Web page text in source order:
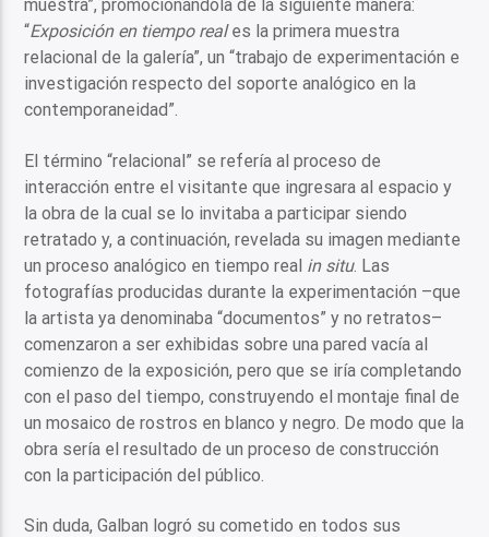
muestra”, promocionándola de la siguiente manera:
“Exposición en tiempo reales la primera muestra
relacional de la galería”, un “trabajo de experimentación e
investigación respecto del soporte analógico en la
contemporaneidad”.
El término “relacional” se refería al proceso de
interacción entre el visitante que ingresara al espacio y
la obra de la cual se lo invitaba a participar siendo
retratado y, a continuación, revelada su imagen mediante
un proceso analógico en tiempo real in situ. Las
fotografías producidas durante la experimentación –que
la artista ya denominaba “documentos” y no retratos–
comenzaron a ser exhibidas sobre una pared vacía al
comienzo de la exposición, pero que se iría completando
con el paso del tiempo, construyendo el montaje final de
un mosaico de rostros en blanco y negro. De modo que la
obra sería el resultado de un proceso de construcción
con la participación del público.
Sin duda, Galban logró su cometido en todos sus